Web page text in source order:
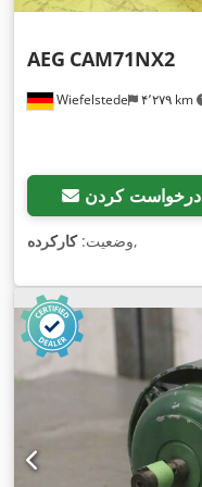
Wiefelstede ۴٬۲۷۹ km
AEG CAM71NX2
درخواست کردن
وضعیت:کارکرده ,